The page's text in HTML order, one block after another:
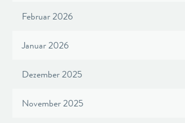
Februar 2026
Januar 2026
Dezember 2025
November 2025